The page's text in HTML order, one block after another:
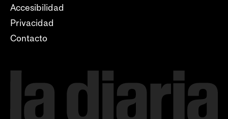
Accesibilidad
Privacidad
Contacto